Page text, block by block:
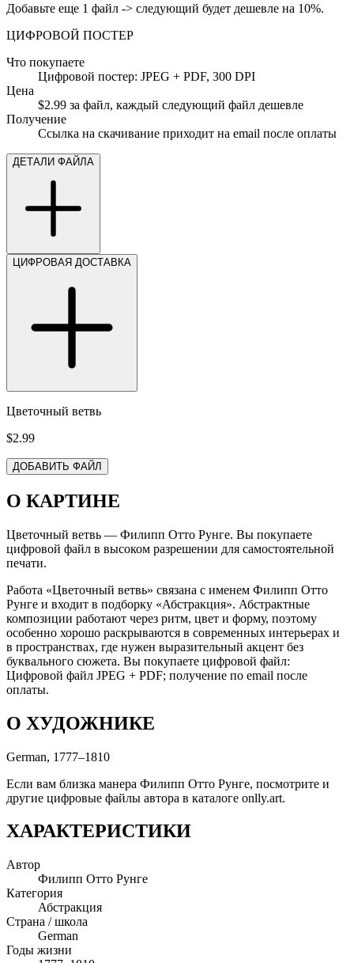
Добавьте еще 1 файл -> следующий будет дешевле на 10%.
ЦИФРОВОЙ ПОСТЕР
Что покупаете
Цифровой постер: JPEG + PDF, 300 DPI
Цена
$2.99 за файл, каждый следующий файл дешевле
Получение
Ссылка на скачивание приходит на email после оплаты
ДЕТАЛИ ФАЙЛА
ЦИФРОВАЯ ДОСТАВКА
Цветочный ветвь
$2.99
ДОБАВИТЬ ФАЙЛ
О КАРТИНЕ
Цветочный ветвь — Филипп Отто Рунге. Вы покупаете
цифровой файл в высоком разрешении для самостоятельной
печати.
Работа «Цветочный ветвь» связана с именем Филипп Отто
Рунге и входит в подборку «Абстракция». Абстрактные
композиции работают через ритм, цвет и форму, поэтому
особенно хорошо раскрываются в современных интерьерах и
в пространствах, где нужен выразительный акцент без
буквального сюжета. Вы покупаете цифровой файл:
Цифровой файл JPEG + PDF; получение по email после
оплаты.
О ХУДОЖНИКЕ
German, 1777–1810
Если вам близка манера Филипп Отто Рунге, посмотрите и
другие цифровые файлы автора в каталоге onlly.art.
ХАРАКТЕРИСТИКИ
Автор
Филипп Отто Рунге
Категория
Абстракция
Страна / школа
German
Годы жизни